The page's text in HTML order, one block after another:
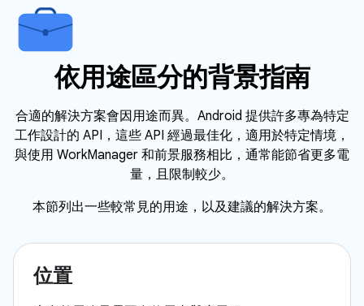
依用途區分的背景指南
合適的解決方案會因用途而異。Android 提供許多專為特定
工作設計的 API，這些 API 經過最佳化，適用於特定情境，
與使用 WorkManager 和前景服務相比，通常能節省更多電
量，且限制較少。
本節列出一些較常見的用途，以及建議的解決方案。
位置